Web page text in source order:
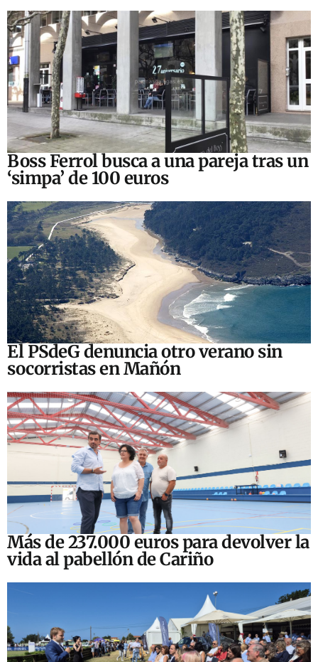
Boss Ferrol busca a una pareja tras un
‘simpa’ de 100 euros
El PSdeG denuncia otro verano sin
socorristas en Mañón
Más de 237.000 euros para devolver la
vida al pabellón de Cariño